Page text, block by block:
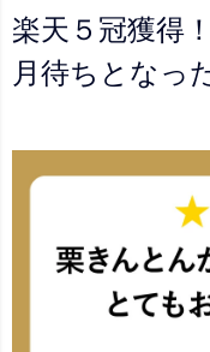
楽天５冠獲得
月待ちとなっ